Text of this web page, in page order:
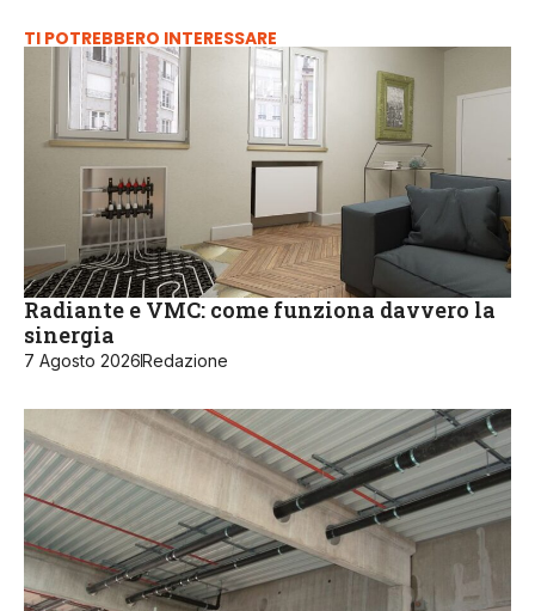
TI POTREBBERO INTERESSARE
Radiante e VMC: come funziona davvero la
sinergia
7 Agosto 2026Redazione